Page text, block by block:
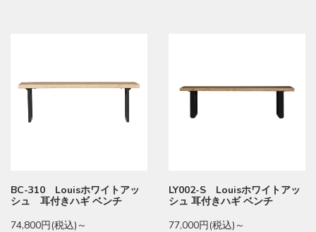
BC-310 Louisホワイトアッ
シュ 耳付きハギ ベンチ
74,800円(税込)～
LY002-S Louisホワイトアッ
シュ 耳付きハギ ベンチ
77,000円(税込)～